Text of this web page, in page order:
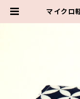
マイクロ